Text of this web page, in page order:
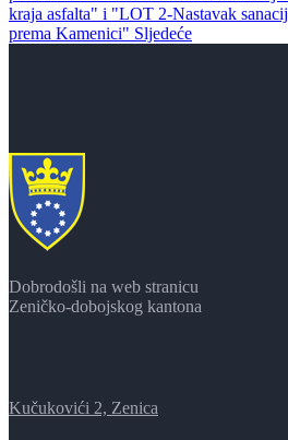
kraja asfalta" i "LOT 2-Nastavak
prema Kamenici" Sljedeće
Dobrodošli na web stranicu
Zeničko-dobojskog kantona
Kučukovići 2, Zenica